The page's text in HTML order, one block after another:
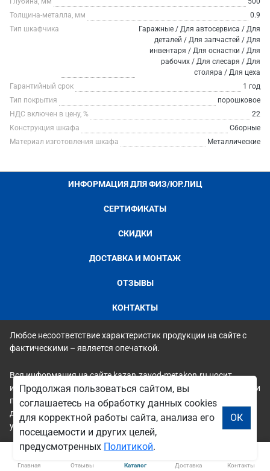
Толщина-металла, мм
0.9
Тип шкафчика
Гаражные / Для автосервиса / Для
деталей / Для запчастей / Для
инвентаря / Для оснастки / Для
рабочих / Для слесаря / Для
столяра / Для цеха
Гарантийный срок
1 год
Тип покрытия
порошковое
НДС включен в цену, %
22
Конструкция шкафа
Сборные
Материал изготовления шкафа
Металлические
ИНФОРМАЦИЯ ДЛЯ ФИЗ/ЮР.ЛИЦ
СЕРТИФИКАТЫ
СКИДКИ
ДОСТАВКА И МОНТАЖ
ОТЗЫВЫ
КОНТАКТЫ
Любое несоответствие характеристик продукции на сайте с
фактическими – является опечаткой.
Вся информация на сайте kazan.zavod-metakon.ru носит
исключительно ознакомительный и справочный характер и ни
при каких условиях не является публичной офертой. Всю
дополнительную информацию можно узнать по телефонам
указанным на сайте.
Главная Отзывы Каталог Доставка Контакты
Продолжая пользоваться сайтом, вы
соглашаетесь на обработку данных cookies
для корректной работы сайта, анализа его
посещаемости и других целей,
предусмотренных Политикой.
ОК